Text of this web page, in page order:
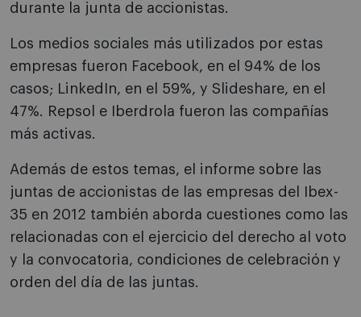
durante la junta de accionistas.
Los medios sociales más utilizados por estas
empresas fueron Facebook, en el 94% de los
casos; LinkedIn, en el 59%, y Slideshare, en el
47%. Repsol e Iberdrola fueron las compañías
más activas.
Además de estos temas, el informe sobre las
juntas de accionistas de las empresas del Ibex-
35 en 2012 también aborda cuestiones como las
relacionadas con el ejercicio del derecho al voto
y la convocatoria, condiciones de celebración y
orden del día de las juntas.